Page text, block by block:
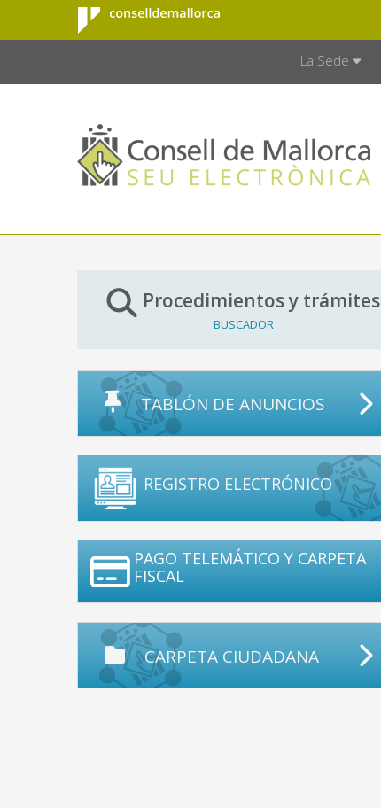
Saltar al contenido principal
Consell de
Mallorca
La Sede
Procedimientos y trámites
BUSCADOR
TABLÓN DE ANUNCIOS
REGISTRO ELECTRÓNICO
PAGO TELEMÁTICO Y CARPETA
FISCAL
CARPETA CIUDADANA